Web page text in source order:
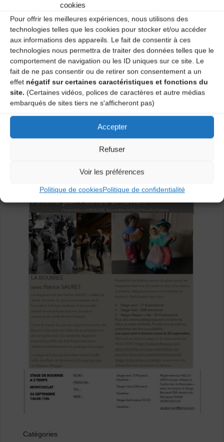
cookies
Pour offrir les meilleures expériences, nous utilisons des
technologies telles que les cookies pour stocker et/ou accéder
aux informations des appareils. Le fait de consentir à ces
technologies nous permettra de traiter des données telles que le
comportement de navigation ou les ID uniques sur ce site. Le
fait de ne pas consentir ou de retirer son consentement a un
effet négatif sur certaines caractéristiques et fonctions du
site. (Certaines vidéos, polices de caractères et autre médias
embarqués de sites tiers ne s'afficheront pas)
Accepter
Refuser
Voir les préférences
Politique de cookiesPolitique de confidentialité
Catégories